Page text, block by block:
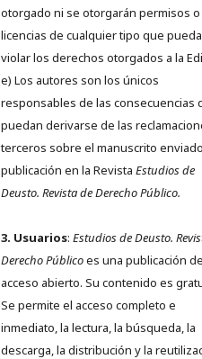
otorgado ni se otorgarán permisos o
licencias de cualquier tipo que
violar los derechos otorgados a la
e) Los autores son los únicos
responsables de las consecuencias
puedan derivarse de las
terceros sobre el manuscrito
publicación en la Revista Estudios de
Deusto. Revista de Derecho Público.
3. Usuarios: Estudios de Deusto.
Derecho Públicoes una publicación de
acceso abierto. Su contenido es
Se permite el acceso completo e
inmediato, la lectura, la búsqueda, la
descarga, la distribución y la